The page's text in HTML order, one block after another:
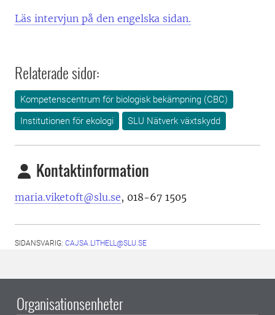
Läs intervjun på den engelska sidan.
Relaterade sidor:
Kompetenscentrum för biologisk bekämpning (CBC)
Institutionen för ekologi
SLU Nätverk växtskydd
Kontaktinformation
maria.viketoft@slu.se, 018-67 1505
SIDANSVARIG: CAJSA.LITHELL@SLU.SE
Organisationsenheter